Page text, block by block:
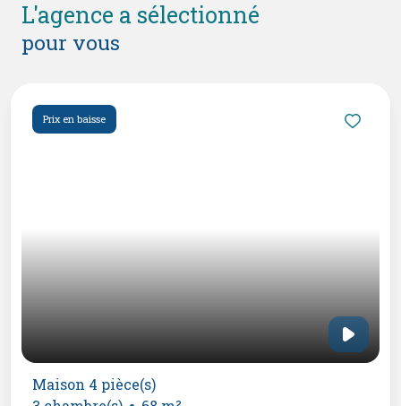
l'agence a sélectionné
pour vous
Prix en baisse
Maison 4 pièce(s)